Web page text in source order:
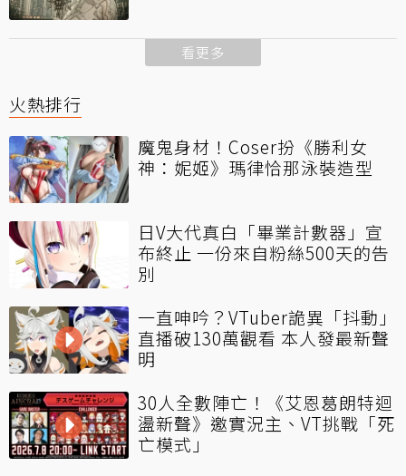
看更多
火熱排行
魔鬼身材！Coser扮《勝利女
神：妮姬》瑪律恰那泳裝造型
日V大代真白「畢業計數器」宣
布終止 一份來自粉絲500天的告
別
一直呻吟？VTuber詭異「抖動」
直播破130萬觀看 本人發最新聲
明
30人全數陣亡！《艾恩葛朗特迴
盪新聲》邀實況主、VT挑戰「死
亡模式」